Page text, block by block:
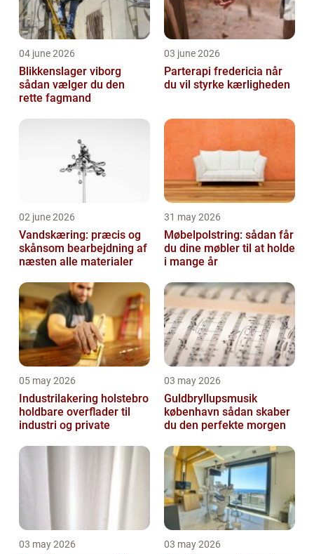
04 june 2026
Blikkenslager viborg
sådan vælger du den
rette fagmand
03 june 2026
Parterapi fredericia når
du vil styrke kærligheden
02 june 2026
Vandskæring: præcis og
skånsom bearbejdning af
næsten alle materialer
31 may 2026
Møbelpolstring: sådan får
du dine møbler til at holde
i mange år
05 may 2026
Industrilakering holstebro
holdbare overflader til
industri og private
03 may 2026
Guldbryllupsmusik
københavn sådan skaber
du den perfekte morgen
03 may 2026 03 may 2026